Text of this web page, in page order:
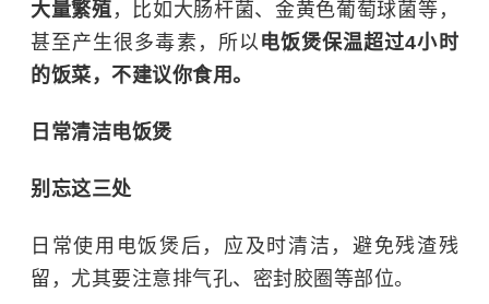
大量繁殖 ，比如大肠杆菌、金黄色葡萄球菌等，
甚至产生很多毒素，所以 电饭煲保温超过4小时
的饭菜，不建议你食用。
日常清洁电饭煲
别忘这三处
日常使用电饭煲后，应及时清洁，避免残渣残
留，尤其要注意排气孔、密封胶圈等部位。